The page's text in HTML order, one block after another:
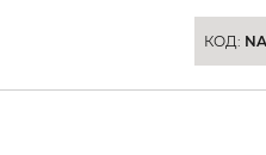
КОД: